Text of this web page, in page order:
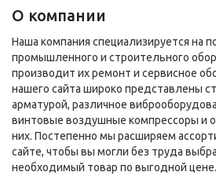
О компании
Наша компания специализируется на
промышленного и строительного
производит их ремонт и сервисное
нашего сайта широко представлены
арматурой, различное
винтовые воздушные компрессоры и
них. Постепенно мы расширяем
сайте, чтобы вы могли без труда
необходимый товар по выгодной цене.